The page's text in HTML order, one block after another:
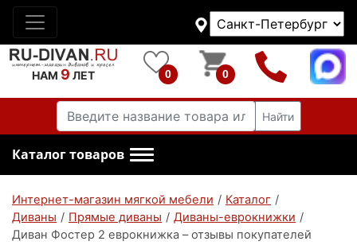
НАМ 9 ЛЕТ 0 0
Найти
Каталог товаров
Интернет-магазин мягкой мебели / Каталог /
Диваны / Прямые диваны / Диваны-еврокнижки /
Диван Фостер 2 еврокнижка – отзывы покупателей